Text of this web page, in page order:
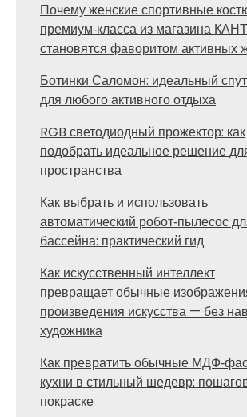
Почему женские спортивные
премиум‑класса из магазина КАНТ
становятся фаворитом активных
Ботинки Саломон: идеальный
для любого активного отдыха
RGB светодиодный прожектор: как
подобрать идеальное решение
пространства
Как выбрать и использовать
автоматический робот‑пылесос
бассейна: практический гид
Как искусственный интеллект
превращает обычные
произведения искусства — без
художника
Как превратить обычные
кухни в стильный шедевр:
покраске